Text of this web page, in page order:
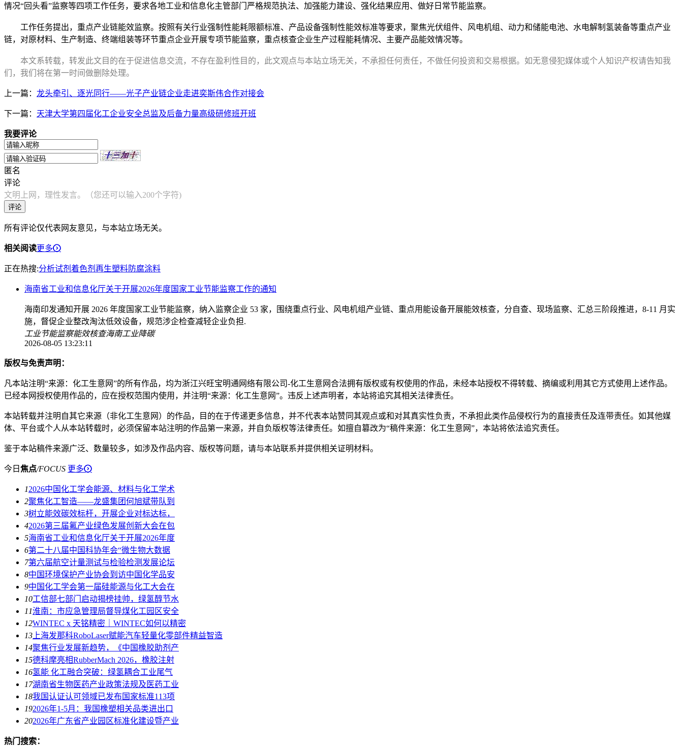
情况“回头看”监察等四项工作任务，要求各地工业和信息化主管部门严格规范执法、加强能力建设、强化结果应用、做好日常节能监察。
工作任务提出，重点产业链能效监察。按照有关行业强制性能耗限额标准、产品设备强制性能效标准等要求，聚焦光伏组件、风电机组、动力和储能电池、水电解制氢装备等重点产业
链，对原材料、生产制造、终端组装等环节重点企业开展专项节能监察，重点核查企业生产过程能耗情况、主要产品能效情况等。
本文系转载，转发此文目的在于促进信息交流，不存在盈利性目的，此文观点与本站立场无关，不承担任何责任，不做任何投资和交易根据。如无意侵犯媒体或个人知识产权请告知我
们，我们将在第一时间做删除处理。
上一篇： 龙头牵引、逐光同行——光子产业链企业走进奕斯伟合作对接会
下一篇： 天津大学第四届化工企业安全总监及后备力量高级研修班开班
我要评论
匿名
评论
文明上网，理性发言。（您还可以输入200个字符)
评论
所有评论仅代表网友意见，与本站立场无关。
相关阅读更多
正在热搜:分析试剂 着色剂 再生塑料防腐涂料
海南省工业和信息化厅关于开展2026年度国家工业节能监察工作的通知
海南印发通知开展 2026 年度国家工业节能监察，纳入监察企业 53 家，围绕重点行业、风电机组产业链、重点用能设备开展能效核查，分自查、现场监察、汇总三阶段推进，8‑11 月实
施，督促企业整改淘汰低效设备，规范涉企检查减轻企业负担.
工业节能监察能效核查海南工业降碳
2026-08-05 13:23:11
版权与免责声明：
凡本站注明“来源：化工生意网”的所有作品，均为浙江兴旺宝明通网络有限公司-化工生意网合法拥有版权或有权使用的作品，未经本站授权不得转载、摘编或利用其它方式使用上述作品。
已经本网授权使用作品的，应在授权范围内使用，并注明“来源：化工生意网”。违反上述声明者，本站将追究其相关法律责任。
本站转载并注明自其它来源（非化工生意网）的作品，目的在于传递更多信息，并不代表本站赞同其观点或和对其真实性负责，不承担此类作品侵权行为的直接责任及连带责任。如其他媒
体、平台或个人从本站转载时，必须保留本站注明的作品第一来源，并自负版权等法律责任。如擅自篡改为“稿件来源：化工生意网”，本站将依法追究责任。
鉴于本站稿件来源广泛、数量较多，如涉及作品内容、版权等问题，请与本站联系并提供相关证明材料。
今日 焦点/FOCUS 更多
12026中国化工学会能源、材料与化工学术
2聚焦化工智造——龙盛集团何旭斌带队到
3树立能效碳效标杆，开展企业对标达标，
42026第三届氟产业绿色发展创新大会在包
5海南省工业和信息化厅关于开展2026年度
6第二十八届中国科协年会“微生物大数据
7第六届航空计量测试与检验检测发展论坛
8中国环境保护产业协会到访中国化学品安
9中国化工学会第一届硅能源与化工大会在
10工信部七部门启动揭榜挂帅，绿氢醇节水
11淮南：市应急管理局督导煤化工园区安全
12WINTEC x 天铭精密｜WINTEC如何以精密
13 上海发那科RoboLaser赋能汽车轻量化零部件精益智造
14聚焦行业发展新趋势，《中国橡胶助剂产
15德科摩亮相RubberMach 2026，橡胶注射
16氢能 化工融合突破：绿氢耦合工业尾气
17湖南省生物医药产业政策法规及医药工业
18我国认证认可领域已发布国家标准113项
192026年1-5月：我国橡塑相关品类进出口
202026年广东省产业园区标准化建设暨产业
热门搜索：